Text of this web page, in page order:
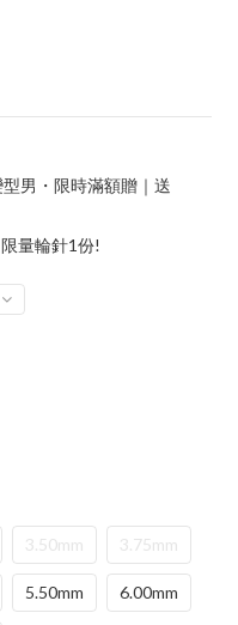
男・限時滿額贈｜送
量輪針1份!
3.50mm 3.75mm
5.50mm 6.00mm